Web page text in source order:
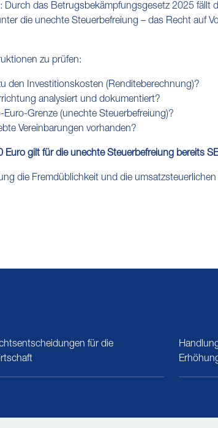
das Betrugsbekämpfungsgesetz 2025 fällt
die unechte Steuerbefreiung – das Recht auf
zu prüfen:
den Investitionskosten (Renditeberechnung)?
analysiert und dokumentiert?
Grenze (unechte Steuerbefreiung)?
Vereinbarungen vorhanden?
gilt für die unechte Steuerbefreiung bereits
die Fremdüblichkeit und die
für die